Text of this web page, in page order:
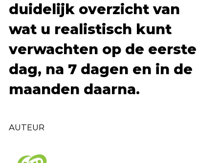
duidelijk overzicht van
wat u realistisch kunt
verwachten op de eerste
dag, na 7 dagen en in de
maanden daarna.
AUTEUR